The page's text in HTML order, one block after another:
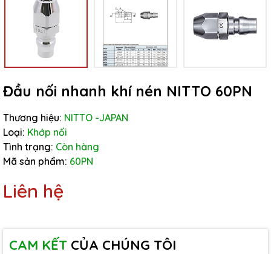
Đầu nối nhanh khí nén NITTO 60PN
Thương hiệu: NITTO -JAPAN
Loại: Khớp nối
Tình trạng: Còn hàng
Mã sản phẩm: 60PN
Liên hệ
CAM KẾT CỦA CHÚNG TÔI